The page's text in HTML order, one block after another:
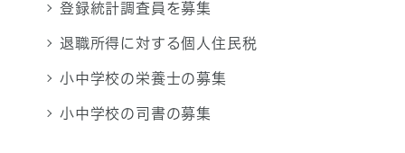
登録統計調査員を募集
退職所得に対する個人住民税
小中学校の栄養士の募集
小中学校の司書の募集